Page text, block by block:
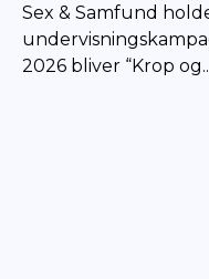
Sex & Samfund
2026 bliver “Krop og..